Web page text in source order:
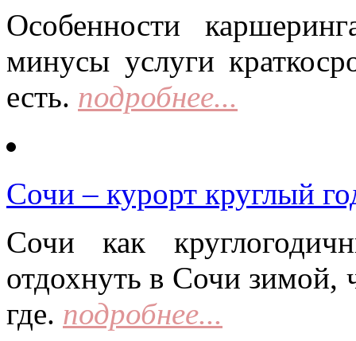
Особенности
минусы услуги
есть. подробнее...
Сочи – курорт круглый
Сочи как
отдохнуть в Сочи зимой,
где. подробнее...